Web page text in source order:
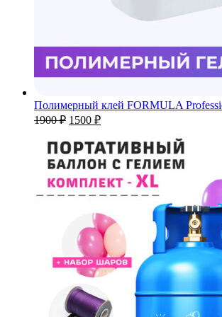
Полимерный клей FORMULA
1900₽ Первоначальная
составляла
1900 ₽.
1500 ₽Текущая
1500 ₽.